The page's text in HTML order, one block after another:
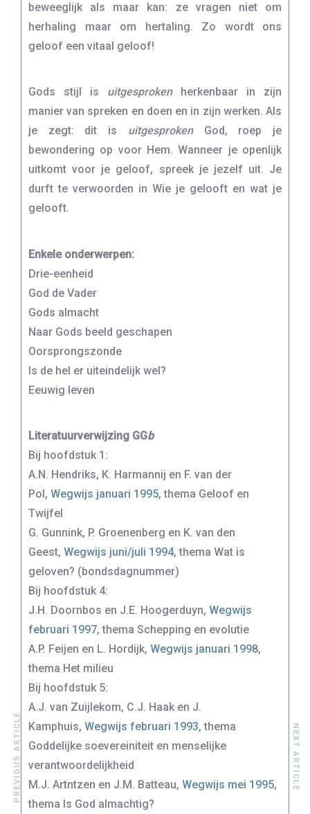
beweeglijk als maar kan: ze vragen niet om
herhaling maar om hertaling. Zo wordt ons
geloof een vitaal geloof!
Gods stijl is uitgesprokenherkenbaar in zijn
manier van spreken en doen en in zijn werken. Als
je zegt: dit is uitgesprokenGod, roep je
bewondering op voor Hem. Wanneer je openlijk
uitkomt voor je geloof, spreek je jezelf uit. Je
durft te verwoorden in Wie je gelooft en wat je
gelooft.
Enkele onderwerpen:
Drie-eenheid
God de Vader
Gods almacht
Naar Gods beeld geschapen
Oorsprongszonde
Is de hel er uiteindelijk wel?
Eeuwig leven
Literatuurverwijzing GGb
Bij hoofdstuk 1:
A.N. Hendriks, K. Harmannij en F. van der
Pol, Wegwijs januari 1995, thema Geloof en
Twijfel
G. Gunnink, P. Groenenberg en K. van den
Geest, Wegwijs juni/juli 1994, thema Wat is
geloven? (bondsdagnummer)
Bij hoofdstuk 4:
J.H. Doornbos en J.E. Hoogerduyn, Wegwijs
februari 1997, thema Schepping en evolutie
A.P. Feijen en L. Hordijk, Wegwijs januari 1998,
thema Het milieu
Bij hoofdstuk 5:
A.J. van Zuijlekom, C.J. Haak en J.
Kamphuis, Wegwijs februari 1993, thema
Goddelijke soevereiniteit en menselijke
verantwoordelijkheid
M.J. Artntzen en J.M. Batteau, Wegwijs mei 1995,
thema Is God almachtig?
PREVIOUS ARTICLE NEXT ARTICLE